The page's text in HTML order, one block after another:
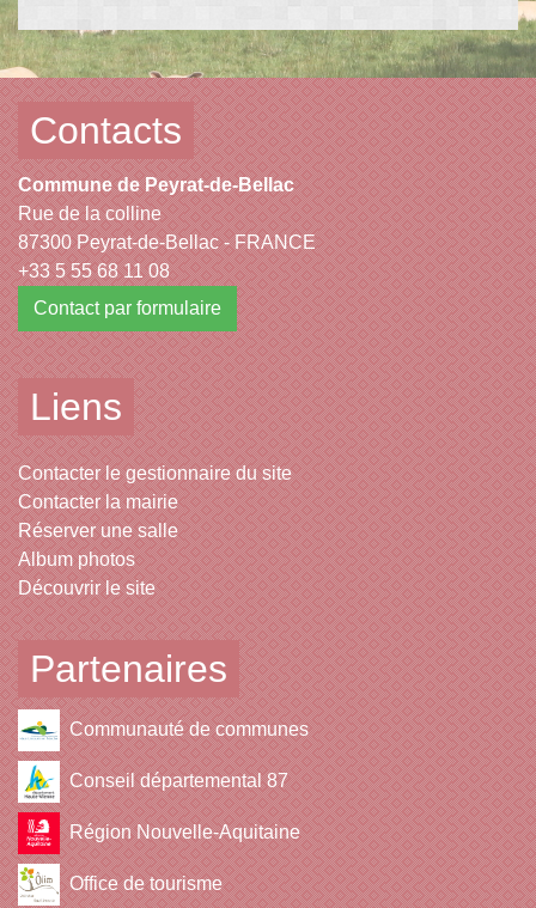
Contacts
Commune de Peyrat-de-Bellac
Rue de la colline
87300 Peyrat-de-Bellac - FRANCE
+33 5 55 68 11 08
Contact par formulaire
Liens
Contacter le gestionnaire du site
Contacter la mairie
Réserver une salle
Album photos
Découvrir le site
Partenaires
Communauté de communes
Conseil départemental 87
Région Nouvelle-Aquitaine
Office de tourisme